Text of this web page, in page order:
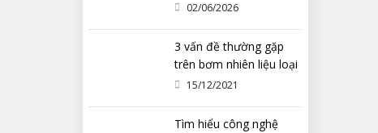
02/06/2026
3 vấn đề thường gặp
trên bơm nhiên liệu loại
cơ khí
15/12/2021
Tìm hiểu công nghệ